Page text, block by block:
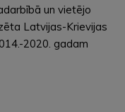
un vietējo
Latvijas-Krievijas
2020. gadam